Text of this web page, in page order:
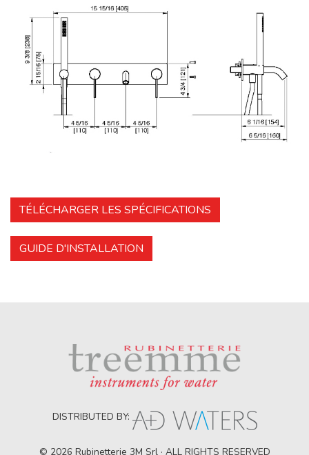
TÉLÉCHARGER LES SPÉCIFICATIONS
GUIDE D'INSTALLATION
DISTRIBUTED BY:
© 2026 Rubinetterie 3M Srl · ALL RIGHTS RESERVED